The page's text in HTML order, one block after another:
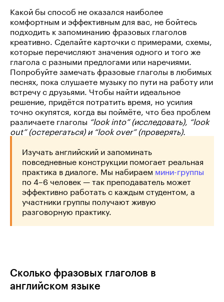
Какой бы способ не оказался наиболее
комфортным и эффективным для вас, не бойтесь
подходить к запоминанию фразовых глаголов
креативно. Сделайте карточки с примерами, схемы,
которые перечисляют значения одного и того же
глагола с разными предлогами или наречиями.
Попробуйте замечать фразовые глаголы в любимых
песнях, пока слушаете музыку по пути на работу или
встречу с друзьями. Чтобы найти идеальное
решение, придётся потратить время, но усилия
точно окупятся, когда вы поймёте, что без проблем
различаете глаголы “look into” (исследовать), “look
out” (остерегаться) и “look over” (проверять).
Изучать английский и запоминать
повседневные конструкции помогает реальная
практика в диалоге. Мы набираем мини-группы
по 4–6 человек — так преподаватель может
эффективно работать с каждым студентом, а
участники группы получают живую
разговорную практику.
Сколько фразовых глаголов в
английском языке